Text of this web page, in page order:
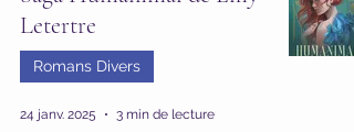
Letertre
Romans Divers
24 janv. 2025 3 min de lecture